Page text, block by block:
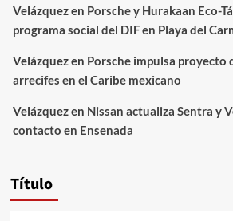
Velázquezen Porsche y Hurakaan Eco-
programa social del DIF en Playa del
Velázquezen Porsche impulsa proyecto
arrecifes en el Caribe mexicano
Velázquezen Nissan actualiza Sentra y
contacto en Ensenada
Título